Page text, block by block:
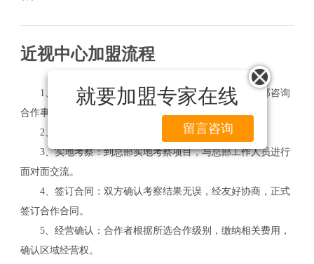
就要加盟专家在线
留言咨询
近视中心加盟流程
1、合作咨询：以电话、传真、网上留言等方式向总部咨询
合作事项，索取相关资料。
2、合作申请：填些合作申请书，确认相关事项。
3、实地考察：到总部实地考察项目，与总部工作人员进行
面对面交流。
4、签订合同：双方确认考察结果无误，经友好协商，正式
签订合作合同。
5、经营确认：合作者根据所选合作级别，缴纳相关费用，
确认区域经营权。